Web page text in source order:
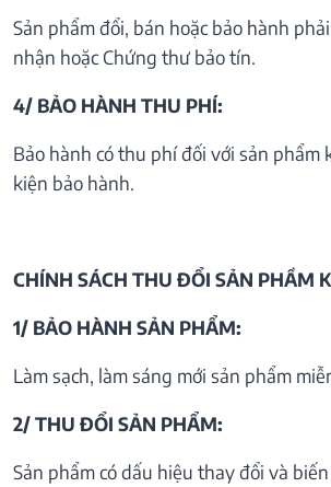
Sản phẩm đổi, bán hoặc bảo hành
nhận hoặc Chứng thư bảo tín.
4/ BẢO HÀNH THU PHÍ:
Bảo hành có thu phí đối với sản phẩm
kiện bảo hành.
CHÍNH SÁCH THU ĐỔI SẢN PHẦM
1/ BẢO HÀNH SẢN PHẨM:
Làm sạch, làm sáng mới sản phẩm
2/ THU ĐỔI SẢN PHẨM:
Sản phẩm có dấu hiệu thay đổi và